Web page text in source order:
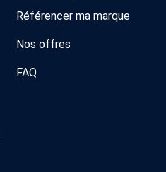
Référencer ma marque
Nos offres
FAQ